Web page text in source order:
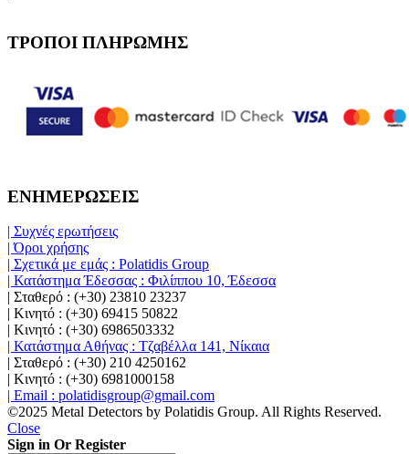
ΤΡΟΠΟΙ ΠΛΗΡΩΜΗΣ
ΕΝΗΜΕΡΩΣΕΙΣ
| Συχνές ερωτήσεις
| Όροι χρήσης
| Σχετικά με εμάς : Polatidis Group
| Κατάστημα Έδεσσας : Φιλίππου 10, Έδεσσα
| Σταθερό : (+30) 23810 23237
| Κινητό : (+30) 69415 50822
| Κινητό : (+30) 6986503332
| Κατάστημα Αθήνας : Τζαβέλλα 141, Νίκαια
| Σταθερό : (+30) 210 4250162
| Κινητό : (+30) 6981000158
| Email : polatidisgroup@gmail.com
©2025 Metal Detectors by Polatidis Group. All Rights Reserved.
Close
Sign in Or Register